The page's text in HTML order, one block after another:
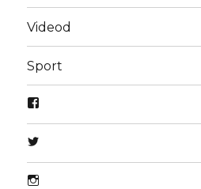
Videod
Sport